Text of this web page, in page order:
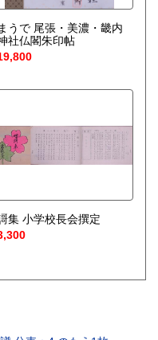
張・美濃・畿内
社仏閣朱印帖
集 小学校長会撰定